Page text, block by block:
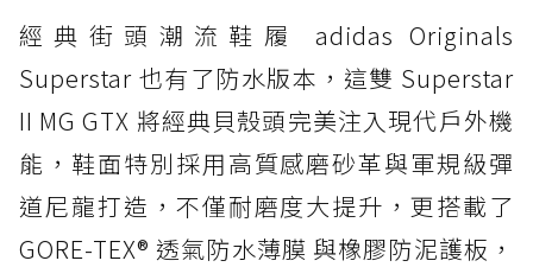
防水鞋推薦 4. ASICS TRABUCO 14 GTX：搭
載 GORE-TEX 隱形貼合科技，全方位防水神鞋
防水鞋推薦 5. Salomon XT-6 GORE-TEX：潮
人必備山系鞋王！防滑、防水與街頭顏值一次攻
頂
防水鞋推薦 6. HOKA Stinson Evo GTX：越野
復刻厚底，GORE-TEX 防水與增高神器一次滿
經典街頭潮流鞋履 adidas Originals
Superstar 也有了防水版本，這雙 Superstar
II MG GTX 將經典貝殼頭完美注入現代戶外機
能，鞋面特別採用高質感磨砂革與軍規級彈
道尼龍打造，不僅耐磨度大提升，更搭載了
GORE-TEX® 透氣防水薄膜 與橡膠防泥護板，